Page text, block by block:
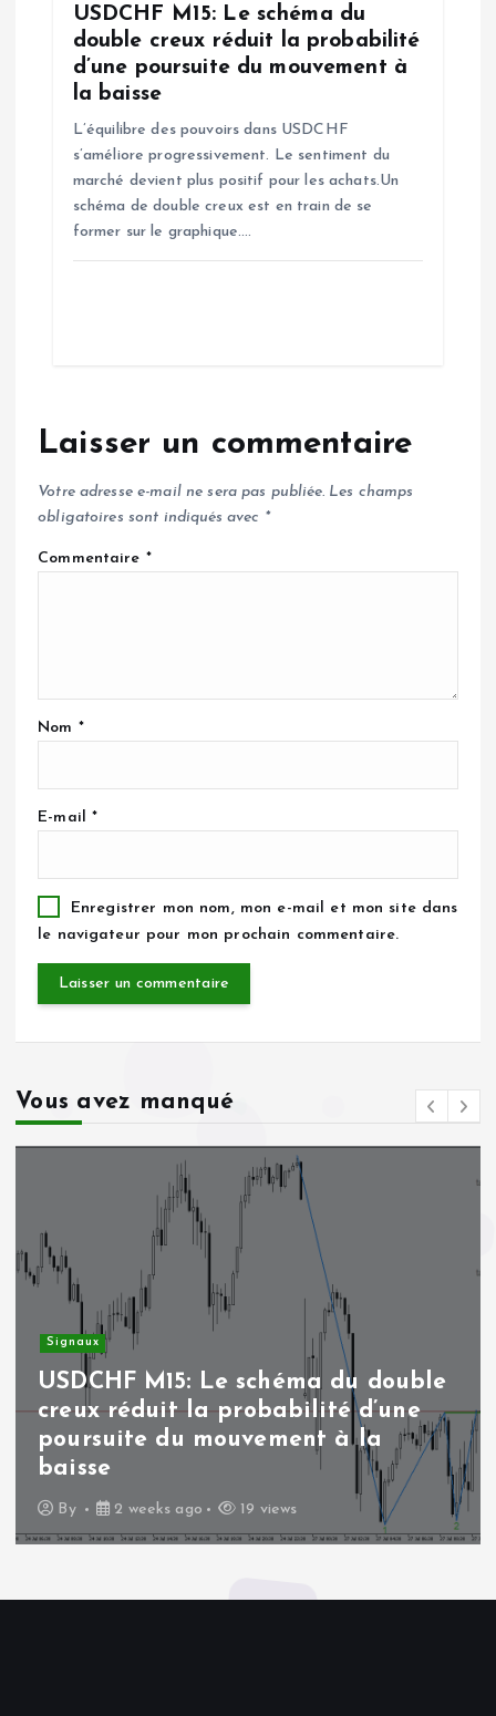
USDCHF M15: Le schéma du
double creux réduit la probabilité
d’une poursuite du mouvement à
la baisse
L’équilibre des pouvoirs dans USDCHF
s’améliore progressivement. Le sentiment du
marché devient plus positif pour les achats.Un
schéma de double creux est en train de se
former sur le graphique.…
Laisser un commentaire
Votre adresse e-mail ne sera pas publiée. Les champs
obligatoires sont indiqués avec *
Commentaire *
Nom *
E-mail*
Enregistrer mon nom, mon e-mail et mon site dans
le navigateur pour mon prochain commentaire.
Vous avez manqué
Signaux
USDCHF M15: Le schéma du double
creux réduit la probabilité d’une
poursuite du mouvement à la
baisse
By 2 weeks ago 19 views